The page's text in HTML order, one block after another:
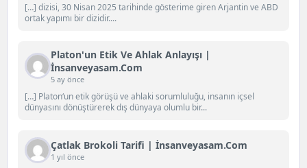
[…] dizisi, 30 Nisan 2025 tarihinde gösterime giren Arjantin ve ABD
ortak yapımı bir dizidir....
Platon'un Etik Ve Ahlak Anlayışı |
İnsanveyasam.com
5 ay önce
[…] Platon‘un etik görüşü ve ahlaki sorumluluğu, insanın içsel
dünyasını dönüştürerek dış dünyaya olumlu bir...
Çatlak Brokoli Tarifi | İnsanveyasam.com
1 yıl önce